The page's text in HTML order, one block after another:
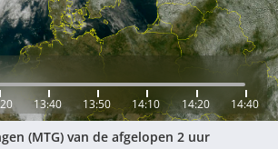
13:40 13:50 14:10 14:20 14:40
(MTG) van de afgelopen 2 uur